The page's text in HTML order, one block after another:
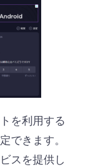
を利用する
できます。
スを提供し